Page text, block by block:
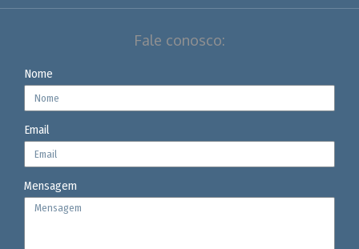
Fale conosco:
Nome
Email
Mensagem